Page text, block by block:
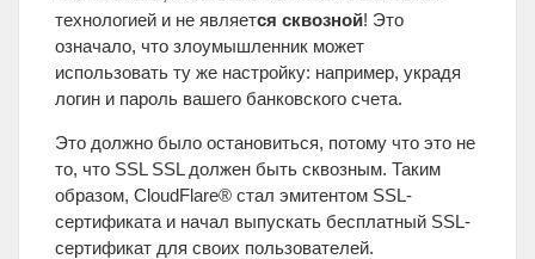
технологией и не является сквозной! Это
означало, что злоумышленник может
использовать ту же настройку: например, украдя
логин и пароль вашего банковского счета.
Это должно было остановиться, потому что это не
то, что SSL SSL должен быть сквозным. Таким
образом, CloudFlare® стал эмитентом SSL-
сертификата и начал выпускать бесплатный SSL-
сертификат для своих пользователей.